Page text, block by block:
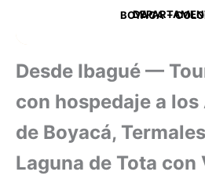
BOYACA –
Desde Ibagué —
con hospedaje a
de Boyacá,
Laguna de Tota